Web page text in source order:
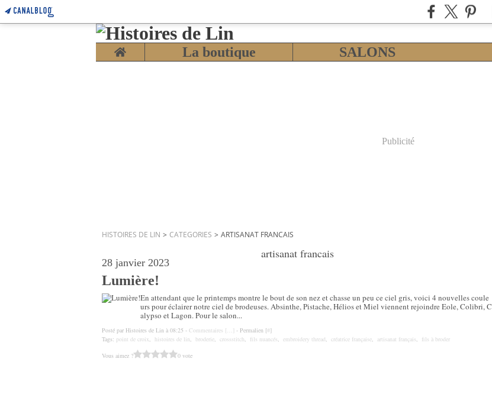
Home La boutique SALONS
Publicité
HISTOIRES DE LIN > CATEGORIES > ARTISANAT FRANCAIS
artisanat francais
28 janvier 2023
Lumière!
En attendant que le printemps montre le bout de son nez et chasse un peu ce ciel gris, voici 4 nouvelles coule
urs pour éclairer notre ciel de brodeuses. Absinthe, Pistache, Hélios et Miel viennent rejoindre Eole, Colibri, C
alypso et Lagon. Pour le salon...
Posté par Histoires de Lin à 08:25 - Commentaires [… - Permalien [#]
Tags: point de croix, histoires de lin, broderie, crossstitch, fils nuancés, embroidery thread, créatrice française, artisanat français, fils à broder
Vous aimez ?
0 vote